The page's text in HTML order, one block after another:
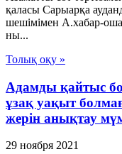
қаласы Сарыарқа
шешімімен А.хабар-
ны...
Толық оқу »
Адамды қайтыс
ұзақ уақыт
жерін анықтау
29 ноября 2021